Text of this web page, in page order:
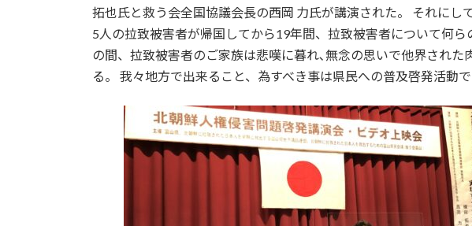
:
拓也氏と救う会全国協議会長の西岡 力氏が講演された。 それに
5人の拉致被害者が帰国してから19年間、拉致被害者について何
の間、拉致被害者のご家族は悲嘆に暮れ､無念の思いで他界され
る。 我々地方で出来ること、為すべき事は県民への普及啓発活動